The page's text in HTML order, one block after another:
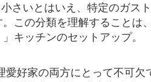
さいとはいえ、特定のガス
この分類を理解することは
キッチンのセットアップ。
好家の両方にとって不可